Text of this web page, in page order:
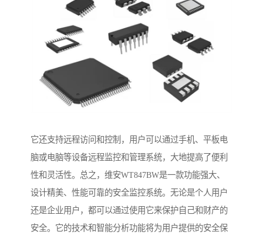
它还支持远程访问和控制，用户可以通过手机、平板电
脑或电脑等设备远程监控和管理系统，大地提高了便利
性和灵活性。总之，维安WT847BW是一款功能强大、
设计精美、性能可靠的安全监控系统。无论是个人用户
还是企业用户，都可以通过使用它来保护自己和财产的
安全。它的技术和智能分析功能将为用户提供的安全保